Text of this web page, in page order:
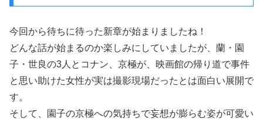
今回から待ちに待った新章が始まりましたね！
どんな話が始まるのか楽しみにしていましたが、蘭・園
子・世良の3人とコナン、京極が、映画館の帰り道で事件
と思い助けた女性が実は撮影現場だったとは面白い展開で
す。
そして、園子の京極への気持ちで妄想が膨らむ姿が可愛い